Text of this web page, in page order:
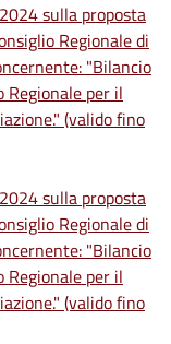
sulla proposta
Regionale di
"Bilancio
Regionale per il
(valido fino
sulla proposta
Regionale di
"Bilancio
Regionale per il
(valido fino